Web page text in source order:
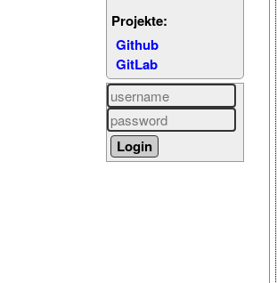
Projekte:
Github
GitLab